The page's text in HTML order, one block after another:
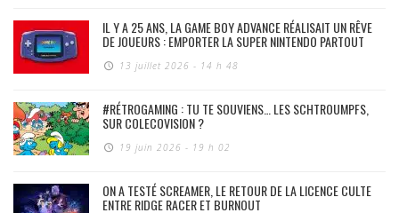
IL Y A 25 ANS, LA GAME BOY ADVANCE RÉALISAIT UN RÊVE
DE JOUEURS : EMPORTER LA SUPER NINTENDO PARTOUT
13 juillet 2026 - 14 h 48
#RÉTROGAMING : TU TE SOUVIENS… LES SCHTROUMPFS,
SUR COLECOVISION ?
19 juin 2026 - 19 h 02
ON A TESTÉ SCREAMER, LE RETOUR DE LA LICENCE CULTE
ENTRE RIDGE RACER ET BURNOUT